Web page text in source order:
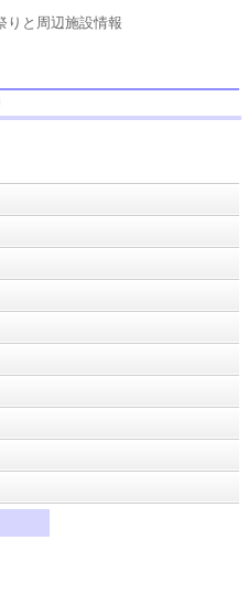
りと周辺施設情報